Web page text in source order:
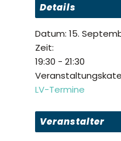
Details
Datum: 15.
Zeit:
19:30 - 21:30
LV-Termine
Veranstalter